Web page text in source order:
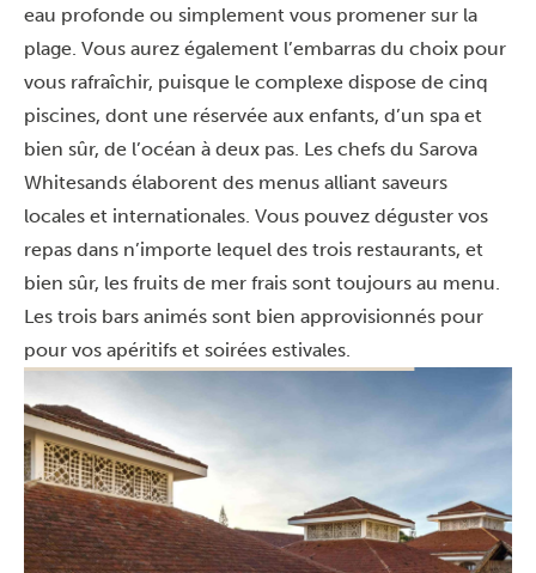
eau profonde ou simplement vous promener sur la
plage. Vous aurez également l’embarras du choix pour
vous rafraîchir, puisque le complexe dispose de cinq
piscines, dont une réservée aux enfants, d’un spa et
bien sûr, de l’océan à deux pas. Les chefs du Sarova
Whitesands élaborent des menus alliant saveurs
locales et internationales. Vous pouvez déguster vos
repas dans n’importe lequel des trois restaurants, et
bien sûr, les fruits de mer frais sont toujours au menu.
Les trois bars animés sont bien approvisionnés pour
pour vos apéritifs et soirées estivales.